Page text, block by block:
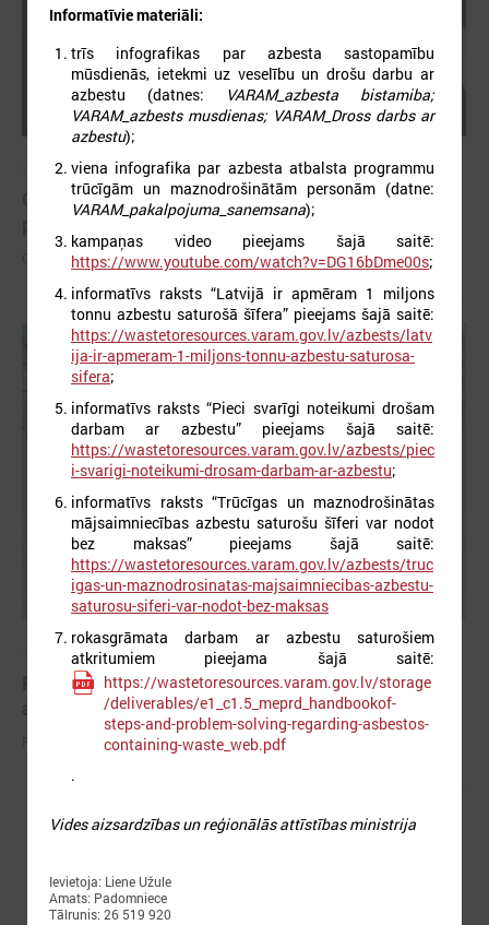
2026. gada 26. maijs
Cildināti “Talkas cilts balvas” uzvarētāji un
pašvaldību koordinatori
Cildināti “Talkas cilts balvas” uzvarētāji un pašvaldību koordinatori
2026. gada 25. maijs
Pieejamas rīcības vadlīnijas institūcijām šūnu
apraides gadījumā
Pieejamas rīcības vadlīnijas institūcijām šūnu apraides gadījumā
Informatīvie materiāli:
trīs infografikas par azbesta sastopamību
mūsdienās, ietekmi uz veselību un drošu darbu ar
azbestu (datnes:
VARAM_azbesta bistamiba;
VARAM_azbests musdienas; VARAM_Dross darbs ar
azbestu);
viena infografika par azbesta atbalsta programmu
trūcīgām un maznodrošinātām personām (datne:
VARAM_pakalpojuma_sanemsana);
kampaņas video pieejams šajā saitē:
https://www.youtube.com/watch?v=DG16bDme00s;
informatīvs raksts “Latvijā ir apmēram 1 miljons
tonnu azbestu saturošā šīfera” pieejams šajā saitē:
https://wastetoresources.varam.gov.lv/azbests/latv
ija-ir-apmeram-1-miljons-tonnu-azbestu-saturosa-
sifera;
informatīvs raksts “Pieci svarīgi noteikumi drošam
darbam ar azbestu” pieejams šajā saitē:
https://wastetoresources.varam.gov.lv/azbests/piec
i-svarigi-noteikumi-drosam-darbam-ar-azbestu;
informatīvs raksts “Trūcīgas un maznodrošinātas
mājsaimniecības azbestu saturošu šīferi var nodot
bez maksas” pieejams šajā saitē:
https://wastetoresources.varam.gov.lv/azbests/truc
igas-un-maznodrosinatas-majsaimniecibas-azbestu-
saturosu-siferi-var-nodot-bez-maksas
rokasgrāmata darbam ar azbestu saturošiem
atkritumiem pieejama šajā saitē:
https://wastetoresources.varam.gov.lv/storage
/deliverables/e1_c1.5_meprd_handbookof-
steps-and-problem-solving-regarding-asbestos-
containing-waste_web.pdf
.
Vides aizsardzības un reģionālās attīstības ministrija
Ievietoja: Liene Užule
Amats: Padomniece
Tālrunis: 26 519 920